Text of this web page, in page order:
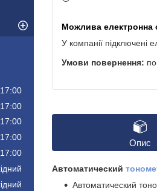
17:00
17:00
17:00
17:00
17:00
У компанії підключені
Опис
Автоматический
Автоматический